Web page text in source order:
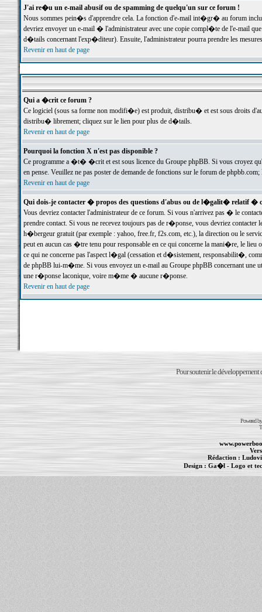
J'ai re�u un e-mail abusif ou de spamming de quelqu'un sur ce forum !
Nous sommes pein�s d'apprendre cela. La fonction d'e-mail int�gr� au forum inclut
devriez envoyer un e-mail � l'administrateur avec une copie compl�te de l'e-mail
d�tails concernant l'exp�diteur). Ensuite, l'administrateur pourra prendre les
Revenir en haut de page
Qui a �crit ce forum ?
Ce logiciel (sous sa forme non modifi�e) est produit, distribu� et est sous droits
distribu� librement; cliquez sur le lien pour plus de d�tails.
Revenir en haut de page
Pourquoi la fonction X n'est pas disponible ?
Ce programme a �t� �crit et est sous licence du Groupe phpBB. Si vous croyez
en pense. Veuillez ne pas poster de demande de fonctions sur le forum de
Revenir en haut de page
Qui dois-je contacter � propos des questions d'abus ou de l�galit� relatif �
Vous devriez contacter l'administrateur de ce forum. Si vous n'arrivez pas � le
prendre contact. Si vous ne recevez toujours pas de r�ponse, vous devriez
h�bergeur gratuit (par exemple : yahoo, free.fr, f2s.com, etc.), la direction ou le
peut en aucun cas �tre tenu pour responsable en ce qui concerne la mani�re, le
ce qui ne concerne pas l'aspect l�gal (cessation et d�sistement, responsabilit�,
de phpBB lui-m�me. Si vous envoyez un e-mail au Groupe phpBB concernant une
une r�ponse laconique, voire m�me � aucune r�ponse.
Revenir en haut de page
Pour soutenir le développement
Powered
Rédaction :
Design :Ga�l- Logo et
Informations :